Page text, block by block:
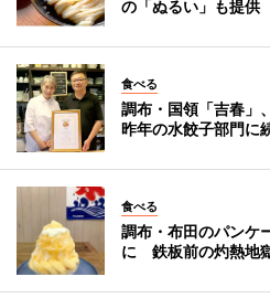
の「ぬるい」も提供
食べる
調布・国領「吉春」
昨年の水餃子部門に
食べる
調布・布田のパンケ
に 鉄板前の灼熱地